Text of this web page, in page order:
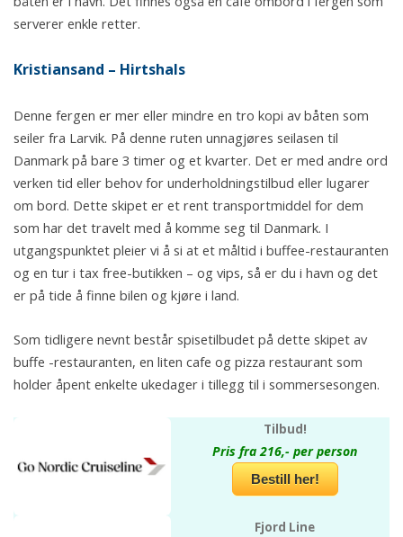
serverer enkle retter.
Kristiansand – Hirtshals
Denne fergen er mer eller mindre en tro kopi av båten som
seiler fra Larvik. På denne ruten unnagjøres seilasen til
Danmark på bare 3 timer og et kvarter. Det er med andre ord
verken tid eller behov for underholdningstilbud eller lugarer
om bord. Dette skipet er et rent transportmiddel for dem
som har det travelt med å komme seg til Danmark. I
utgangspunktet pleier vi å si at et måltid i buffee-restauranten
og en tur i tax free-butikken – og vips, så er du i havn og det
er på tide å finne bilen og kjøre i land.
Som tidligere nevnt består spisetilbudet på dette skipet av
buffe -restauranten, en liten cafe og pizza restaurant som
holder åpent enkelte ukedager i tillegg til i sommersesongen.
Tilbud!
Pris fra 216,- per person
Bestill her!
Fjord Line